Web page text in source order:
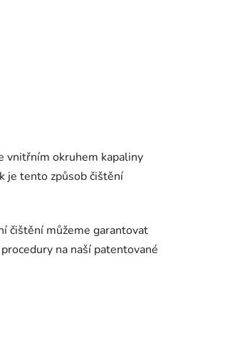
vnitřním okruhem kapaliny
je tento způsob čištění
čištění můžeme garantovat
na naší patentované